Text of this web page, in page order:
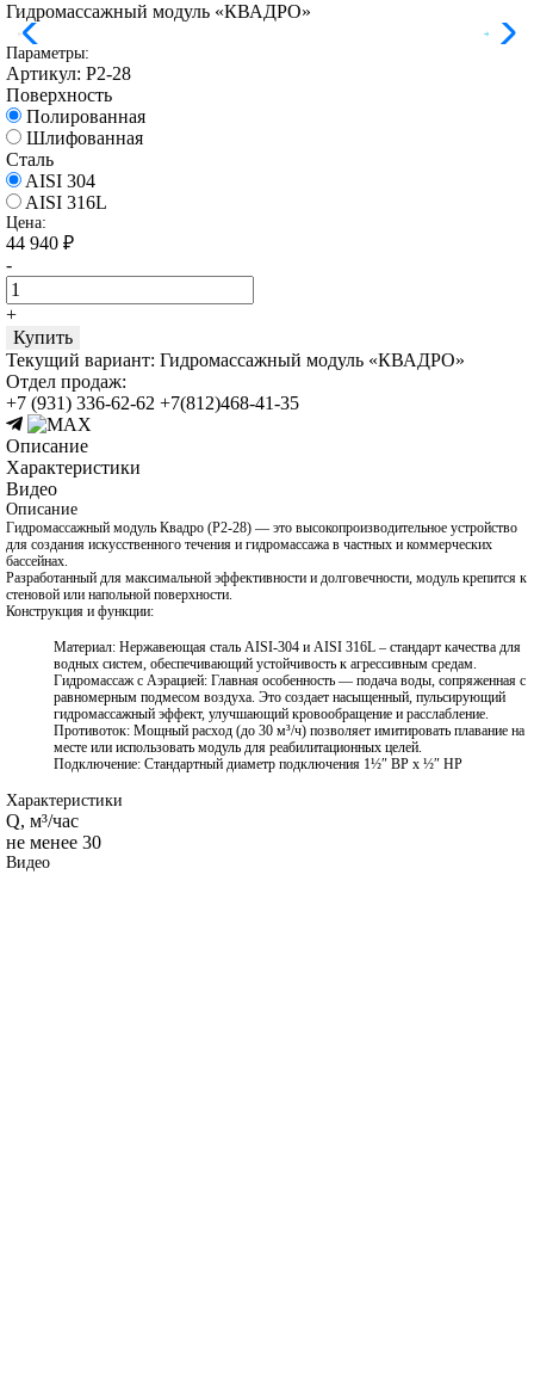
Гидромассажный модуль «КВАДРО»
Параметры:
Артикул: Р2-28
Поверхность
Полированная
Шлифованная
Сталь
AISI 304
AISI 316L
Цена:
44 940 ₽
-
+
Купить
Текущий вариант: Гидромассажный модуль «КВАДРО»
Отдел продаж:
+7 (931) 336-62-62 +7(812)468-41-35
Описание
Характеристики
Видео
Описание
Гидромассажный модуль Квадро (Р2-28) — это высокопроизводительное устройство
для создания искусственного течения и гидромассажа в частных и коммерческих
бассейнах.
Разработанный для максимальной эффективности и долговечности, модуль крепится к
стеновой или напольной поверхности.
Конструкция и функции:
Материал: Нержавеющая сталь AISI-304 и AISI 316L – стандарт качества для
водных систем, обеспечивающий устойчивость к агрессивным средам.
Гидромассаж с Аэрацией: Главная особенность — подача воды, сопряженная с
равномерным подмесом воздуха. Это создает насыщенный, пульсирующий
гидромассажный эффект, улучшающий кровообращение и расслабление.
Противоток: Мощный расход (до 30 м³/ч) позволяет имитировать плавание на
месте или использовать модуль для реабилитационных целей.
Подключение: Стандартный диаметр подключения 1½″ ВР х ½″ НР
Характеристики
Q, м³/час
не менее 30
Видео